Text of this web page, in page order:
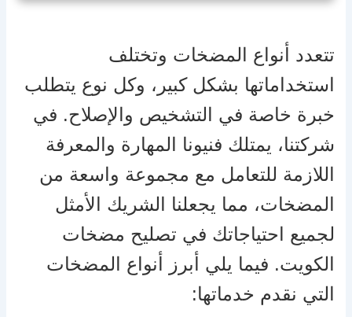
تتعدد أنواع المضخات وتختلف
استخداماتها بشكل كبير، وكل نوع يتطلب
خبرة خاصة في التشخيص والإصلاح. في
شركتنا، يمتلك فنيونا المهارة والمعرفة
اللازمة للتعامل مع مجموعة واسعة من
المضخات، مما يجعلنا الشريك الأمثل
لجميع احتياجاتك في تصليح مضخات
الكويت. فيما يلي أبرز أنواع المضخات
التي نقدم خدماتها: